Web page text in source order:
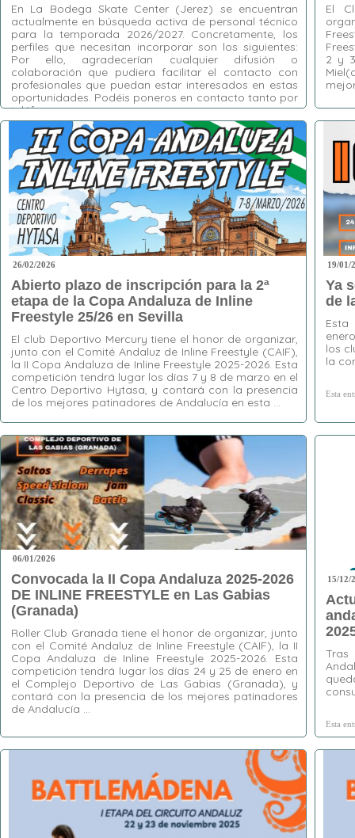
En La Bodega Skate Center (Jerez) se encuentran
actualmente en búsqueda activa de personal técnico
para la temporada 2026/2027. Concretamente, los
perfiles que necesitan incorporar son los siguientes:
Por ello, agradecerían cualquier difusión o
colaboración que pudiera facilitar el contacto con
profesionales que puedan estar interesados en estas
oportunidades. Podéis poneros en contacto tanto por
teléfono …
Esta entrada no tiene ninguna etiqueta
El
2 y
26/02/2026
Abierto plazo de inscripción para la 2ª
etapa de la Copa Andaluza de Inline
Freestyle 25/26 en Sevilla
El club Deportivo Mercury tiene el honor de organizar,
junto con el Comité Andaluz de Inline Freestyle (CAIF),
la II Copa Andaluza de Inline Freestyle 2025-2026. Esta
competición tendrá lugar los días 7 y 8 de marzo en el
Centro Deportivo Hytasa, y contará con la presencia
de los mejores patinadores de Andalucía en esta …
Esta entrada no tiene ninguna etiqueta
19/01/
Ya
de
los
la
Esta
06/01/2026
Convocada la II Copa Andaluza 2025-2026
DE INLINE FREESTYLE en Las Gabias
(Granada)
Roller Club Granada tiene el honor de organizar, junto
con el Comité Andaluz de Inline Freestyle (CAIF), la II
Copa Andaluza de Inline Freestyle 2025-2026. Esta
competición tendrá lugar los días 24 y 25 de enero en
el Complejo Deportivo de Las Gabias (Granada), y
contará con la presencia de los mejores patinadores
de Andalucía …
15/12/
Tras
Esta